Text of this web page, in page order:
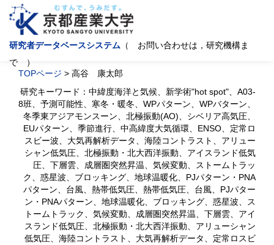
研究者データベースシステム （ お問い合わせは，研究機構ま
で ）
TOPページ > 高谷 康太郎
研究キーワード：中緯度海洋と気候、新学術"hot spot"、A03-
8班、予測可能性、寒冬・暖冬、WPパターン、WPバターン、
冬季東アジアモンスーン、北極振動(AO)、シベリア高気圧、
EUパターン、季節進行、中高緯度大気循環、ENSO、定常ロ
スビー波、大気再解析データ、海陸コントラスト、アリュー
シャン低気圧、北極振動・北大西洋振動、アイスランド低気
圧、下層雲、成層圏突然昇温、気候変動、ストームトラッ
ク、惑星波、ブロッキング、地球温暖化、PJパターン・PNA
パターン、台風、熱帯低気圧、熱帯低気圧、台風、PJパター
ン・PNAパターン、地球温暖化、ブロッキング、惑星波、ス
トームトラック、気候変動、成層圏突然昇温、下層雲、アイ
スランド低気圧、北極振動・北大西洋振動、アリューシャン
低気圧、海陸コントラスト、大気再解析データ、定常ロスビ